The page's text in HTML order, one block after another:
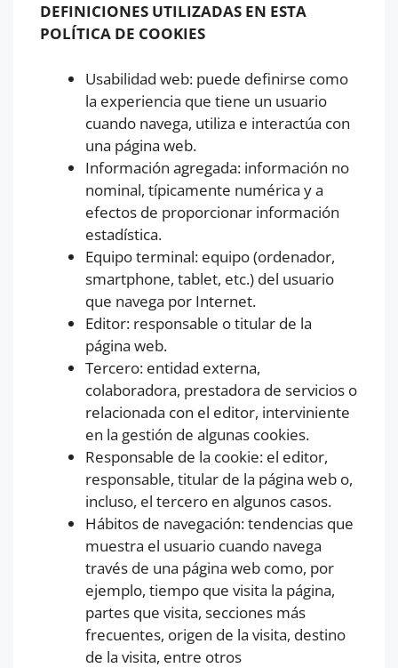
DEFINICIONES UTILIZADAS EN ESTA
POLÍTICA DE COOKIES
Usabilidad web: puede definirse como
la experiencia que tiene un usuario
cuando navega, utiliza e interactúa con
una página web.
Información agregada: información no
nominal, típicamente numérica y a
efectos de proporcionar información
estadística.
Equipo terminal: equipo (ordenador,
smartphone, tablet, etc.) del usuario
que navega por Internet.
Editor: responsable o titular de la
página web.
Tercero: entidad externa,
colaboradora, prestadora de servicios o
relacionada con el editor, interviniente
en la gestión de algunas cookies.
Responsable de la cookie: el editor,
responsable, titular de la página web o,
incluso, el tercero en algunos casos.
Hábitos de navegación: tendencias que
muestra el usuario cuando navega
través de una página web como, por
ejemplo, tiempo que visita la página,
partes que visita, secciones más
frecuentes, origen de la visita, destino
de la visita, entre otros